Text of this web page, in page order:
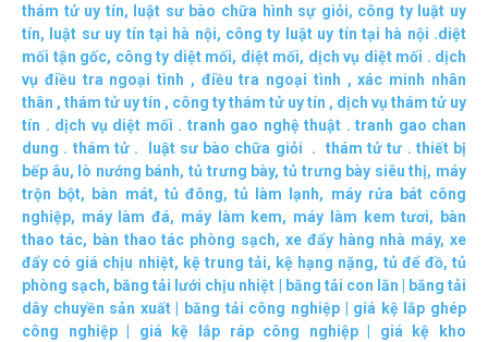
thám tử uy tín, luật sư bào chữa hình sự giỏi, công ty luật uy
tín, luật sư uy tín tại hà nội, công ty luật uy tín tại hà nội .diệt
mối tận gốc, công ty diệt mối, diệt mối, dịch vụ diệt mối . dịch
vụ điều tra ngoại tình , điều tra ngoại tình ,xác minh nhân
thân , thám tử uy tín , công ty thám tử uy tín , dịch vụ thám tử uy
tín . dịch vụ diệt mối . tranh gao nghệ thuật . tranh gao chan
dung . thám tử. luật sư bào chữa giỏi . thám tử tư . thiết bị
bếp âu, lò nướng bánh,tủ trưng bày, tủ trưng bày siêu thị, máy
trộn bột, bàn mát, tủ đông,tủ làm lạnh, máy rửa bát công
nghiệp, máy làm đá, máy làm kem, máy làm kem tươi,
bàn
thao tác, bàn thao tác phòng sạch, xe đẩy hàng nhà máy,xe
đẩy có giá chịu nhiệt, kệ trung tải, kệ hạng nặng, tủ để đồ,tủ
phòng sạch, băng tải lưới chịu nhiệt băng tải con lăn
băng tải
dây chuyền sản xuất| băng tải công nghiệp| giá kệ lắp ghép
công nghiệp| giá kệ lắp ráp công nghiệp| giá kệ kho